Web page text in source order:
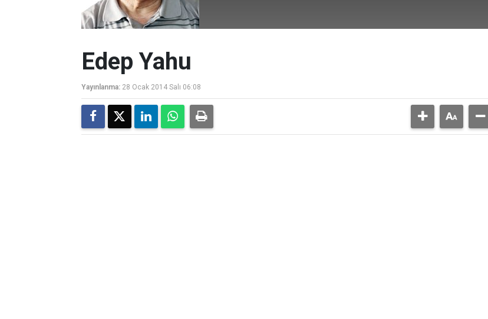
Edep Yahu
Yayınlanma: 28 Ocak 2014 Salı 06:08